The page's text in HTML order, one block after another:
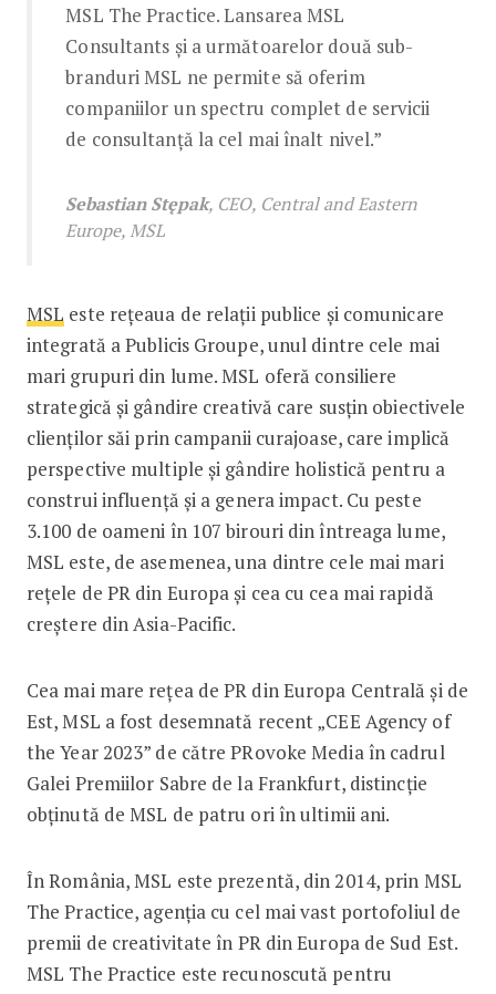
MSL The Practice. Lansarea MSL
Consultants și a următoarelor două sub-
branduri MSL ne permite să oferim
companiilor un spectru complet de servicii
de consultanță la cel mai înalt nivel.”
Sebastian Stępak, CEO, Central and Eastern
Europe, MSL
MSL este rețeaua de relații publice și comunicare
integrată a Publicis Groupe, unul dintre cele mai
mari grupuri din lume. MSL oferă consiliere
strategică și gândire creativă care susțin obiectivele
clienților săi prin campanii curajoase, care implică
perspective multiple și gândire holistică pentru a
construi influență și a genera impact. Cu peste
3.100 de oameni în 107 birouri din întreaga lume,
MSL este, de asemenea, una dintre cele mai mari
rețele de PR din Europa și cea cu cea mai rapidă
creștere din Asia-Pacific.
Cea mai mare rețea de PR din Europa Centrală și de
Est, MSL a fost desemnată recent „CEE Agency of
the Year 2023” de către PRovoke Media în cadrul
Galei Premiilor Sabre de la Frankfurt, distincție
obținută de MSL de patru ori în ultimii ani.
În România, MSL este prezentă, din 2014, prin MSL
The Practice, agenția cu cel mai vast portofoliul de
premii de creativitate în PR din Europa de Sud Est.
MSL The Practice este recunoscută pentru